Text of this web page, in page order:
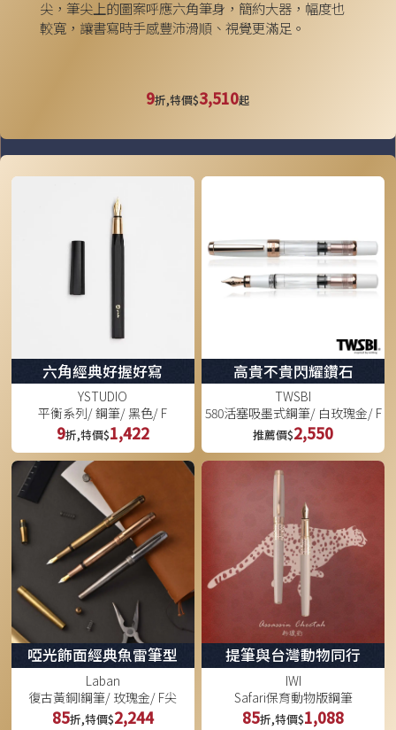
尖，筆尖上的圖案呼應六角筆身，簡約大器，幅度也
較寬，讓書寫時手感豐沛滑順、視覺更滿足。
9折,特價$3,510起
六角經典好握好寫
YSTUDIO
平衡系列/ 鋼筆/ 黑色/ F
9折,特價$1,422
高貴不貴閃耀鑽石
TWSBI
580活塞吸墨式鋼筆/ 白玫瑰金/ F
推薦價$2,550
啞光飾面經典魚雷筆型
Laban
復古黃銅I鋼筆/ 玫瑰金/ F尖
85折,特價$2,244
提筆與台灣動物同行
IWI
Safari保育動物版鋼筆
85折,特價$1,088